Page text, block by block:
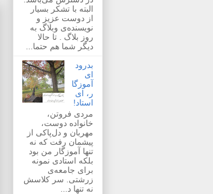
البته با تشکر بسیار
از دوست عزیز و
نویسنده‌ی وبلاگ به
روز بلاگ . تا حالا
دیگر شما هم حتما...
بدرود
ای
آموزگا
ر، ای
استاد!
مردی فروتن،
خانواده دوست،
مهربان و دل‌پاکی از
پیشمان رفت که نه
تنها آموزگار من بود
بلکه استادی نمونه
برای جامعه‌ی
زرشتی. سر کلاسش
نه تنها د...